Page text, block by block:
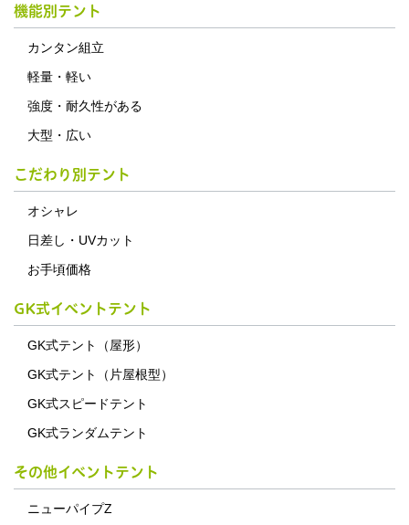
機能別テント
カンタン組立
軽量・軽い
強度・耐久性がある
大型・広い
こだわり別テント
オシャレ
日差し・UVカット
お手頃価格
GK式イベントテント
GK式テント（屋形）
GK式テント（片屋根型）
GK式スピードテント
GK式ランダムテント
その他イベントテント
ニューパイプZ